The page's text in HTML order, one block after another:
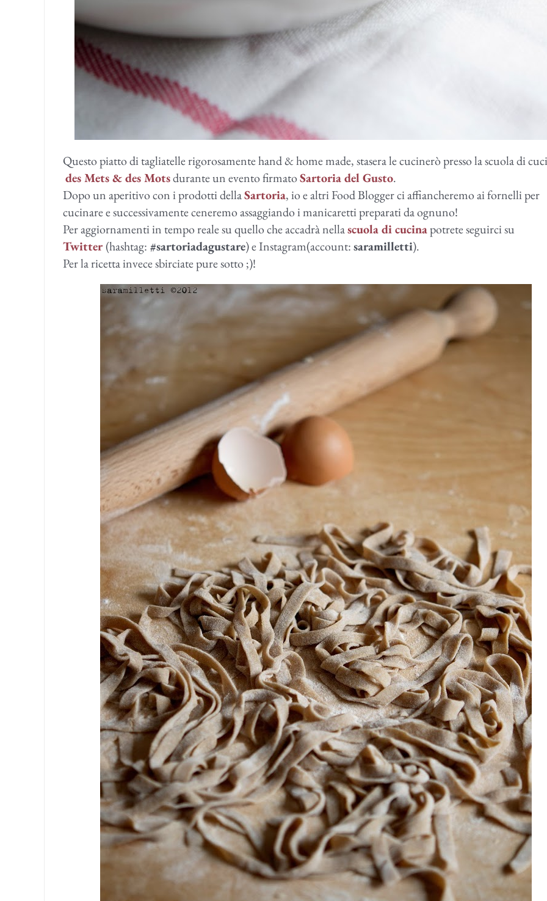
Questo piatto di tagliatelle rigorosamente hand & home made, stasera le cucinerò presso la scuola di
des Mets & des Motsdurante un evento firmatoSartoria del Gusto.
Dopo un aperitivo con i prodotti dellaSartoria, io e altri Food Blogger ci affiancheremo ai fornelli per
cucinare e successivamente ceneremo assaggiando i manicaretti preparati da ognuno!
Per aggiornamenti in tempo reale su quello che accadrà nellascuola di cucinapotrete seguirci su
Twitter(hashtag: #sartoriadagustare) e Instagram(account:saramilletti).
Per la ricetta invece sbirciate pure sotto ;)!